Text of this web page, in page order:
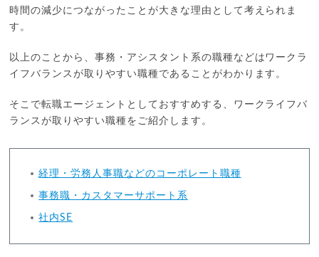
時間の減少につながったことが大きな理由として考えられま
す。
以上のことから、事務・アシスタント系の職種などはワークラ
イフバランスが取りやすい職種であることがわかります。
そこで転職エージェントとしておすすめする、ワークライフバ
ランスが取りやすい職種をご紹介します。
経理・労務人事職などのコーポレート職種
事務職・カスタマーサポート系
社内SE